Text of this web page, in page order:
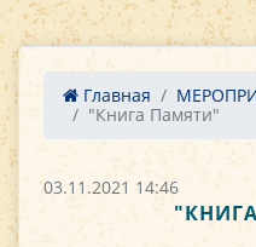
Главная
"Книга Памяти"
03.11.2021 14:46